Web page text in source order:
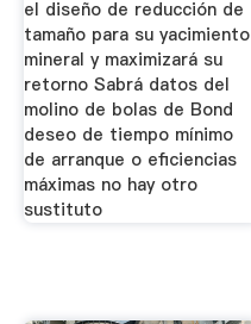
el diseño de reducción de
tamaño para su yacimiento
mineral y maximizará su
retorno Sabrá datos del
molino de bolas de Bond
deseo de tiempo mínimo
de arranque o eficiencias
máximas no hay otro
sustituto